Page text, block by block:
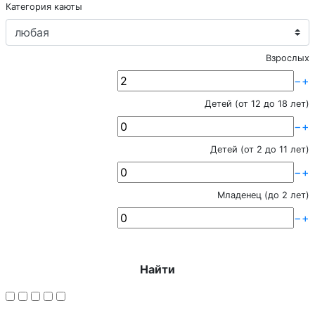
Категория каюты
Взрослых
−+
Детей (от 12 до 18 лет)
−+
Детей (от 2 до 11 лет)
−+
Младенец (до 2 лет)
−+
Найти